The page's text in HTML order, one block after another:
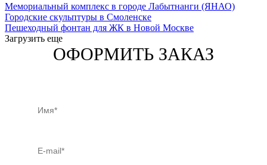
Мемориальный комплекс в городе Лабытнанги (ЯНАО)
Городские скульптуры в Смоленске
Пешеходный фонтан для ЖК в Новой Москве
Загрузить еще
ОФОРМИТЬ ЗАКАЗ